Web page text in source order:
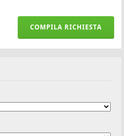
COMPILA RICHIESTA